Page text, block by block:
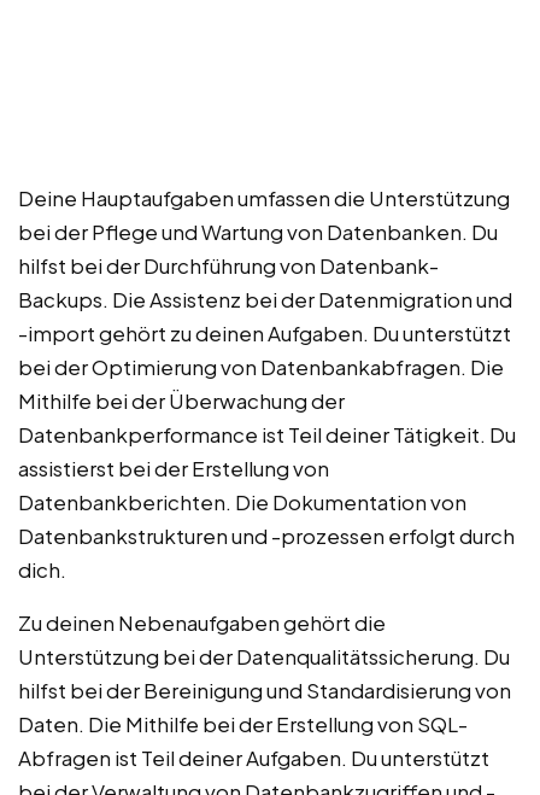
Deine Hauptaufgaben umfassen die Unterstützung
bei der Pflege und Wartung von Datenbanken. Du
hilfst bei der Durchführung von Datenbank-
Backups. Die Assistenz bei der Datenmigration und
-import gehört zu deinen Aufgaben. Du unterstützt
bei der Optimierung von Datenbankabfragen. Die
Mithilfe bei der Überwachung der
Datenbankperformance ist Teil deiner Tätigkeit. Du
assistierst bei der Erstellung von
Datenbankberichten. Die Dokumentation von
Datenbankstrukturen und -prozessen erfolgt durch
dich.
Zu deinen Nebenaufgaben gehört die
Unterstützung bei der Datenqualitätssicherung. Du
hilfst bei der Bereinigung und Standardisierung von
Daten. Die Mithilfe bei der Erstellung von SQL-
Abfragen ist Teil deiner Aufgaben. Du unterstützt